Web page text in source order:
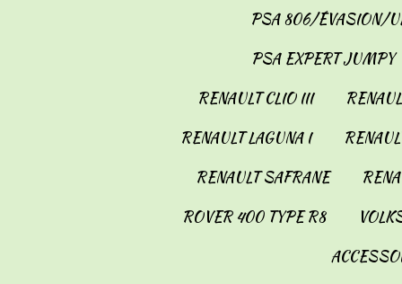
PSA 806/ÉVASION/
PSA EXPERT JUMPY
RENAULT CLIO III
RENAULT LAGUNA I
RENAULT SAFRANE
ROVER 400 TYPE R8